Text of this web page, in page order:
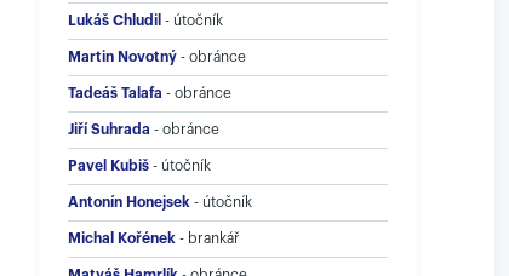
Lukáš Chludil - útočník
Martin Novotný - obránce
Tadeáš Talafa - obránce
Jiří Suhrada - obránce
Pavel Kubiš - útočník
Antonín Honejsek - útočník
Michal Kořének - brankář